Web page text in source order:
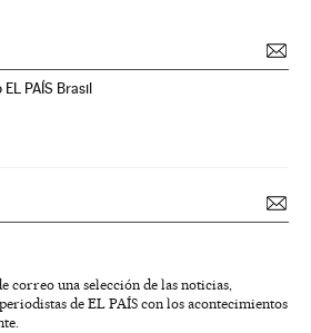
PAÍS Brasil
correo una selección de las noticias,
de EL PAÍS con los acontecimientos